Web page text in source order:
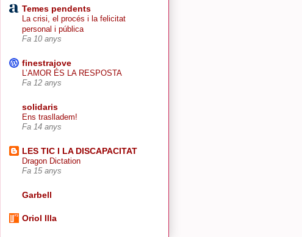
Temes pendents
La crisi, el procés i la felicitat
personal i pública
Fa 10 anys
finestrajove
L’AMOR ÉS LA RESPOSTA
Fa 12 anys
solidaris
Ens traslladem!
Fa 14 anys
LES TIC I LA DISCAPACITAT
Dragon Dictation
Fa 15 anys
Garbell
Oriol Illa